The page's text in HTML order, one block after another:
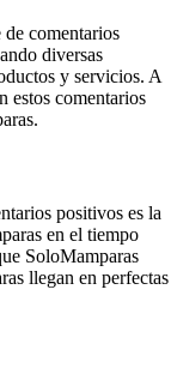
comentarios
diversas
y servicios. A
estos comentarios
positivos es la
en el tiempo
SoloMamparas
llegan en perfectas